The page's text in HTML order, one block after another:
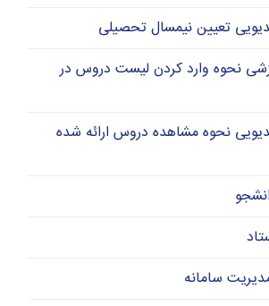
تعیین نیمسال تحصیلی
نحوه وارد کردن لیست دروس در
نحوه مشاهده دروس ارائه شده
سامانه